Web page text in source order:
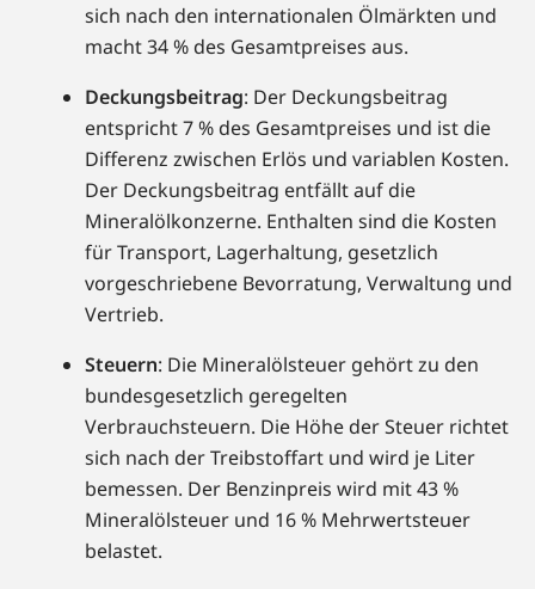
sich nach den internationalen Ölmärkten und
macht 34 % des Gesamtpreises aus.
Deckungsbeitrag: Der Deckungsbeitrag
entspricht 7 % des Gesamtpreises und ist die
Differenz zwischen Erlös und variablen Kosten.
Der Deckungsbeitrag entfällt auf die
Mineralölkonzerne. Enthalten sind die Kosten
für Transport, Lagerhaltung, gesetzlich
vorgeschriebene Bevorratung, Verwaltung und
Vertrieb.
Steuern: Die Mineralölsteuer gehört zu den
bundesgesetzlich geregelten
Verbrauchsteuern. Die Höhe der Steuer richtet
sich nach der Treibstoffart und wird je Liter
bemessen. Der Benzinpreis wird mit 43 %
Mineralölsteuer und 16 % Mehrwertsteuer
belastet.